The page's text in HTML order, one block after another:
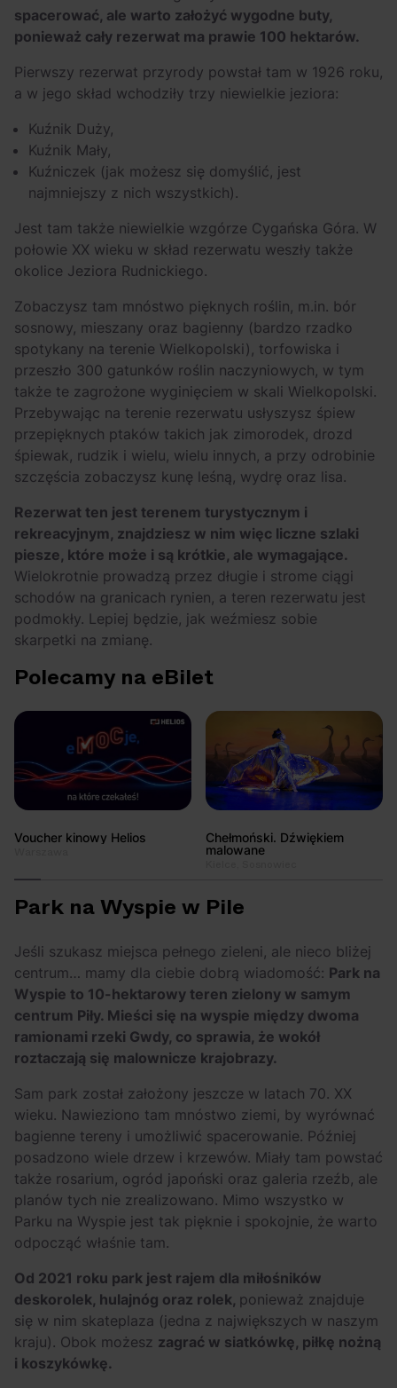
spacerować, ale warto założyć wygodne buty,
ponieważ cały rezerwat ma prawie 100 hektarów.
Pierwszy rezerwat przyrody powstał tam w 1926 roku,
a w jego skład wchodziły trzy niewielkie jeziora:
Kuźnik Duży,
Kuźnik Mały,
Kuźniczek (jak możesz się domyślić, jest
najmniejszy z nich wszystkich).
Jest tam także niewielkie wzgórze Cygańska Góra. W
połowie XX wieku w skład rezerwatu weszły także
okolice Jeziora Rudnickiego.
Zobaczysz tam mnóstwo pięknych roślin, m.in. bór
sosnowy, mieszany oraz bagienny (bardzo rzadko
spotykany na terenie Wielkopolski), torfowiska i
przeszło 300 gatunków roślin naczyniowych, w tym
także te zagrożone wyginięciem w skali Wielkopolski.
Przebywając na terenie rezerwatu usłyszysz śpiew
przepięknych ptaków takich jak zimorodek, drozd
śpiewak, rudzik i wielu, wielu innych, a przy odrobinie
szczęścia zobaczysz kunę leśną, wydrę oraz lisa.
Rezerwat ten jest terenem turystycznym i
rekreacyjnym, znajdziesz w nim więc liczne szlaki
piesze, które może i są krótkie, ale wymagające.
Wielokrotnie prowadzą przez długie i strome ciągi
schodów na granicach rynien, a teren rezerwatu jest
podmokły. Lepiej będzie, jak weźmiesz sobie
skarpetki na zmianę.
Polecamy na eBilet
Voucher kinowy Helios
Chełmoński. Dźwiękiem
malowane
Park na Wyspie w Pile
Jeśli szukasz miejsca pełnego zieleni, ale nieco bliżej
centrum… mamy dla ciebie dobrą wiadomość: Park na
Wyspie to 10-hektarowy teren zielony w samym
centrum Piły. Mieści się na wyspie między dwoma
ramionami rzeki Gwdy, co sprawia, że wokół
roztaczają się malownicze krajobrazy.
Sam park został założony jeszcze w latach 70. XX
wieku. Nawieziono tam mnóstwo ziemi, by wyrównać
bagienne tereny i umożliwić spacerowanie. Później
posadzono wiele drzew i krzewów. Miały tam powstać
także rosarium, ogród japoński oraz galeria rzeźb, ale
planów tych nie zrealizowano. Mimo wszystko w
Parku na Wyspie jest tak pięknie i spokojnie, że warto
odpocząć właśnie tam.
Od 2021 roku park jest rajem dla miłośników
deskorolek, hulajnóg oraz rolek, ponieważ znajduje
się w nim skateplaza (jedna z największych w naszym
kraju). Obok możesz zagrać w siatkówkę, piłkę nożną
i koszykówkę.